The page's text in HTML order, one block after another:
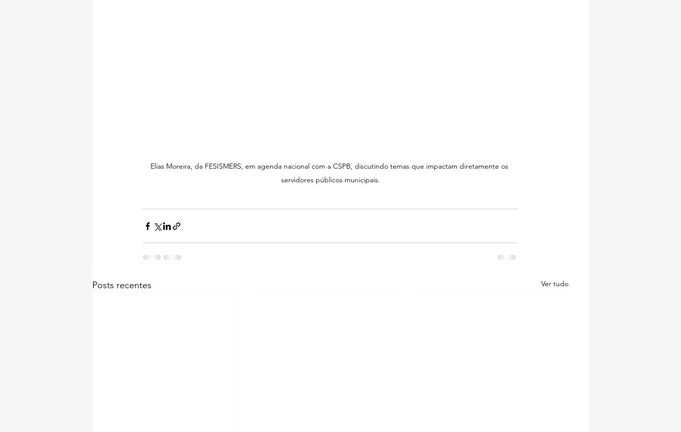
Elias Moreira, da FESISMERS, em agenda nacional com a CSPB, discutindo temas que impactam diretamente os
servidores públicos municipais.
Posts recentes Ver tudo